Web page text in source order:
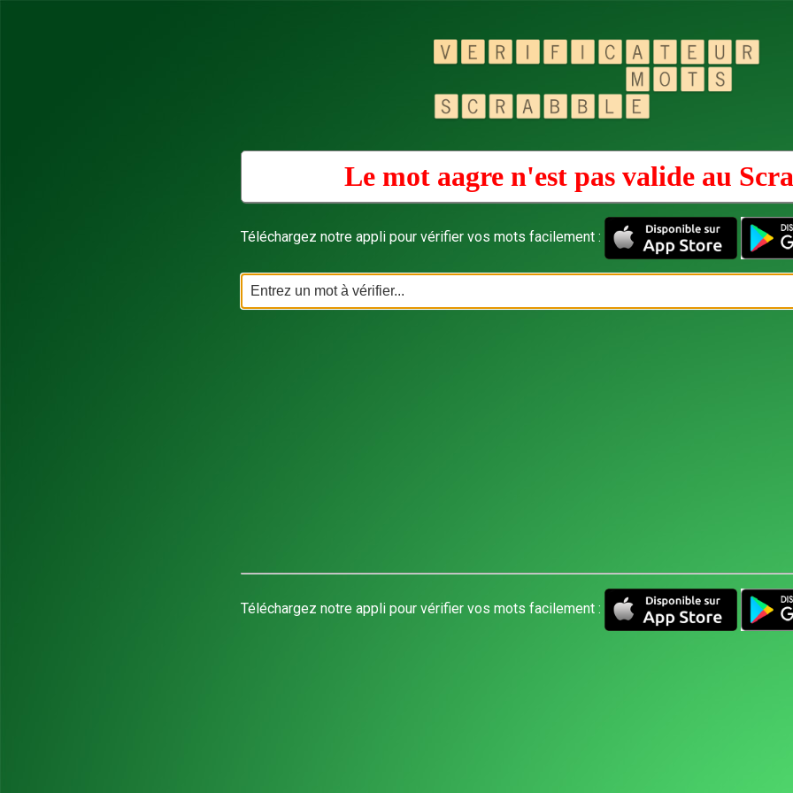
Le mot aagre n'est pas valide au
Téléchargez notre appli pour vérifier vos mots facilement :
Téléchargez notre appli pour vérifier vos mots facilement :